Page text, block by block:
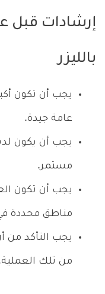
إرشادات قبل
بالليزر
عامة جيدة.
يجب أن يكون
مستمر.
يجب أن تكون
مناطق محددة
يجب التأكد من
من تلك